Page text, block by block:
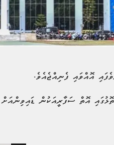
އޮއްވައި ފެނިއްޖެއެވެ.
އޮތް ސަފާރީއަކުން